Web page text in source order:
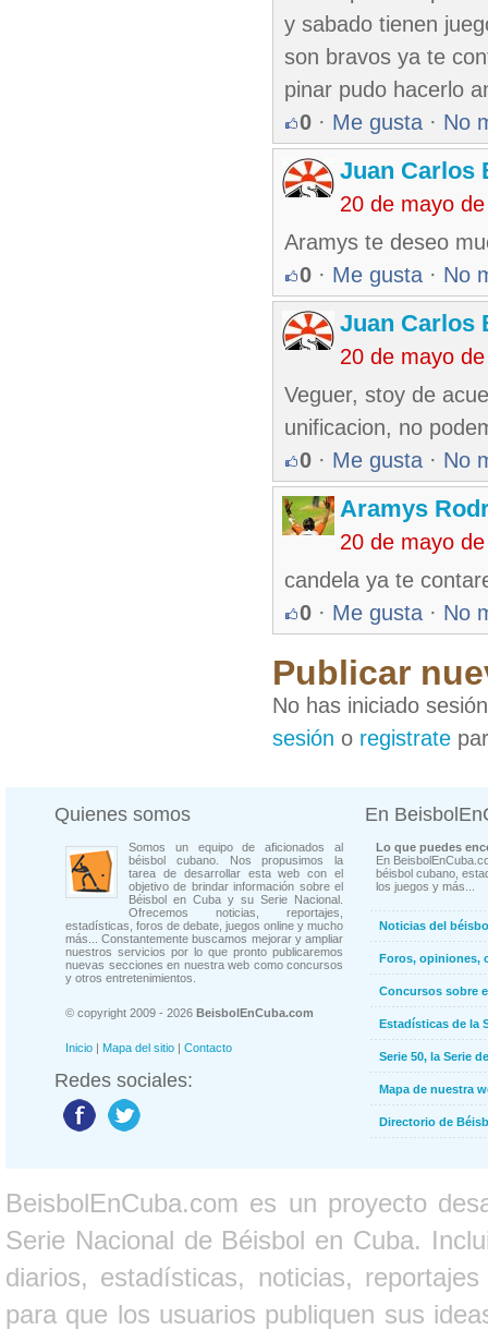
y sabado tienen
son bravos ya te
pinar pudo hacerlo
0 · Me gusta · No
Juan Carlos
20 de mayo
Aramys te deseo
0 · Me gusta · No
Juan Carlos
20 de mayo
Veguer, stoy de
unificacion, no
0 · Me gusta · No
Aramys
20 de mayo
candela ya te
0 · Me gusta · No
Publicar
No has iniciado
sesión o registrate
Quienes somos
Somos un equipo de aficionados al
béisbol cubano. Nos propusimos la
tarea de desarrollar esta web con el
objetivo de brindar información sobre el
Béisbol en Cuba y su Serie Nacional.
Ofrecemos noticias, reportajes,
estadísticas, foros de debate, juegos online y mucho
más... Constantemente buscamos mejorar y ampliar
nuestros servicios por lo que pronto publicaremos
nuevas secciones en nuestra web como concursos
y otros entretenimientos.
© copyright 2009 - 2026 BeisbolEnCuba.com
Inicio | Mapa del sitio | Contacto
Redes sociales:
En
Lo que puedes
En
béisbol cubano,
los juegos y más...
Noticias del
Foros, opiniones,
Concursos sobre
Estadísticas de la
Serie 50, la Serie
Mapa de nuestra
Directorio de
BeisbolEnCuba.com es un proyecto
Serie Nacional de Béisbol en Cuba.
diarios, estadísticas, noticias,
para que los usuarios publiquen sus